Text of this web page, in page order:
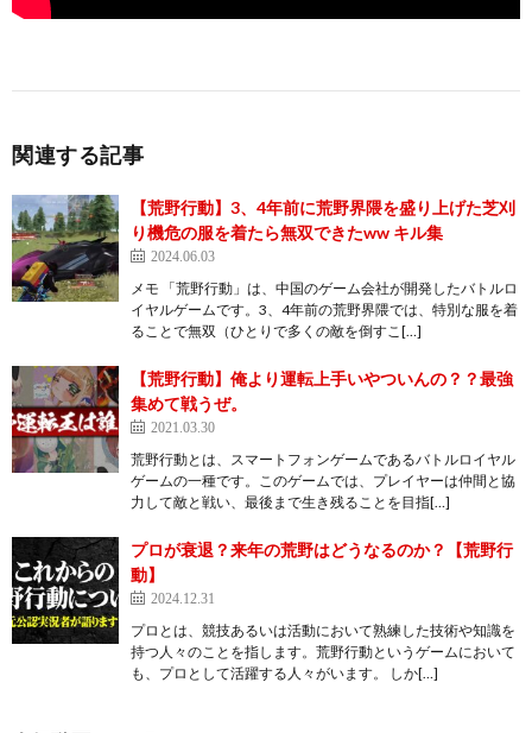
関連する記事
【荒野行動】3、4年前に荒野界隈を盛り上げた芝刈
り機危の服を着たら無双できたww キル集
2024.06.03
メモ 「荒野行動」は、中国のゲーム会社が開発したバトルロ
イヤルゲームです。3、4年前の荒野界隈では、特別な服を着
ることで無双（ひとりで多くの敵を倒すこ[…]
【荒野行動】俺より運転上手いやついんの？？最強
集めて戦うぜ。
2021.03.30
荒野行動とは、スマートフォンゲームであるバトルロイヤル
ゲームの一種です。このゲームでは、プレイヤーは仲間と協
力して敵と戦い、最後まで生き残ることを目指[…]
プロが衰退？来年の荒野はどうなるのか？【荒野行
動】
2024.12.31
プロとは、競技あるいは活動において熟練した技術や知識を
持つ人々のことを指します。荒野行動というゲームにおいて
も、プロとして活躍する人々がいます。 しか[…]